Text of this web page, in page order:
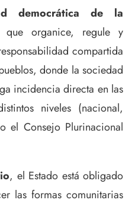
democrática de la
que organice, regule y
compartida
donde la sociedad
incidencia directa en las
niveles (nacional,
el Consejo Plurinacional
, el Estado está obligado
las formas comunitarias